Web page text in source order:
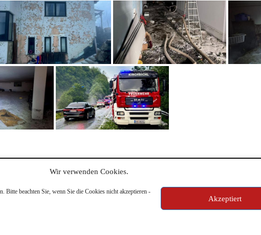
Wir verwenden Cookies.
Bitte beachten Sie, wenn Sie die Cookies nicht akzeptieren -
Akzeptiert